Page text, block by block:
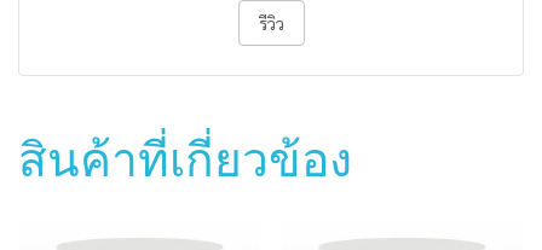
รีวิว
สินค้าที่เกี่ยวข้อง